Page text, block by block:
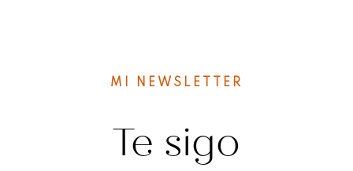
MI NEWSLETTER
Te sigo